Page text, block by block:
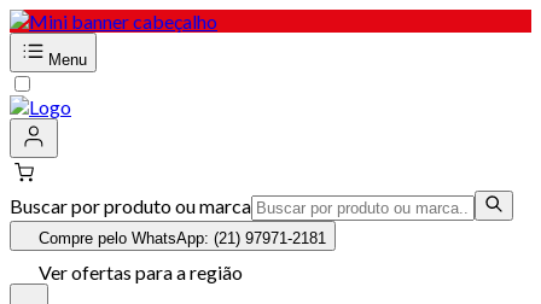
Menu
Buscar por produto ou marca
Compre pelo WhatsApp: (21) 97971-2181
Ver ofertas para a região